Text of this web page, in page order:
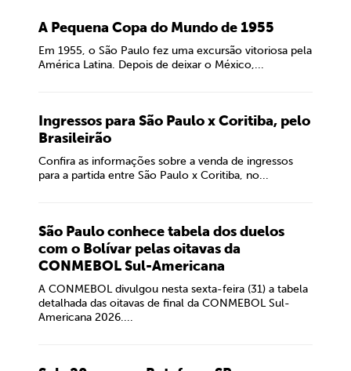
A Pequena Copa do Mundo de 1955
Em 1955, o São Paulo fez uma excursão vitoriosa pela
América Latina. Depois de deixar o México,...
Ingressos para São Paulo x Coritiba, pelo
Brasileirão
Confira as informações sobre a venda de ingressos
para a partida entre São Paulo x Coritiba, no...
São Paulo conhece tabela dos duelos
com o Bolívar pelas oitavas da
CONMEBOL Sul-Americana
A CONMEBOL divulgou nesta sexta-feira (31) a tabela
detalhada das oitavas de final da CONMEBOL Sul-
Americana 2026....